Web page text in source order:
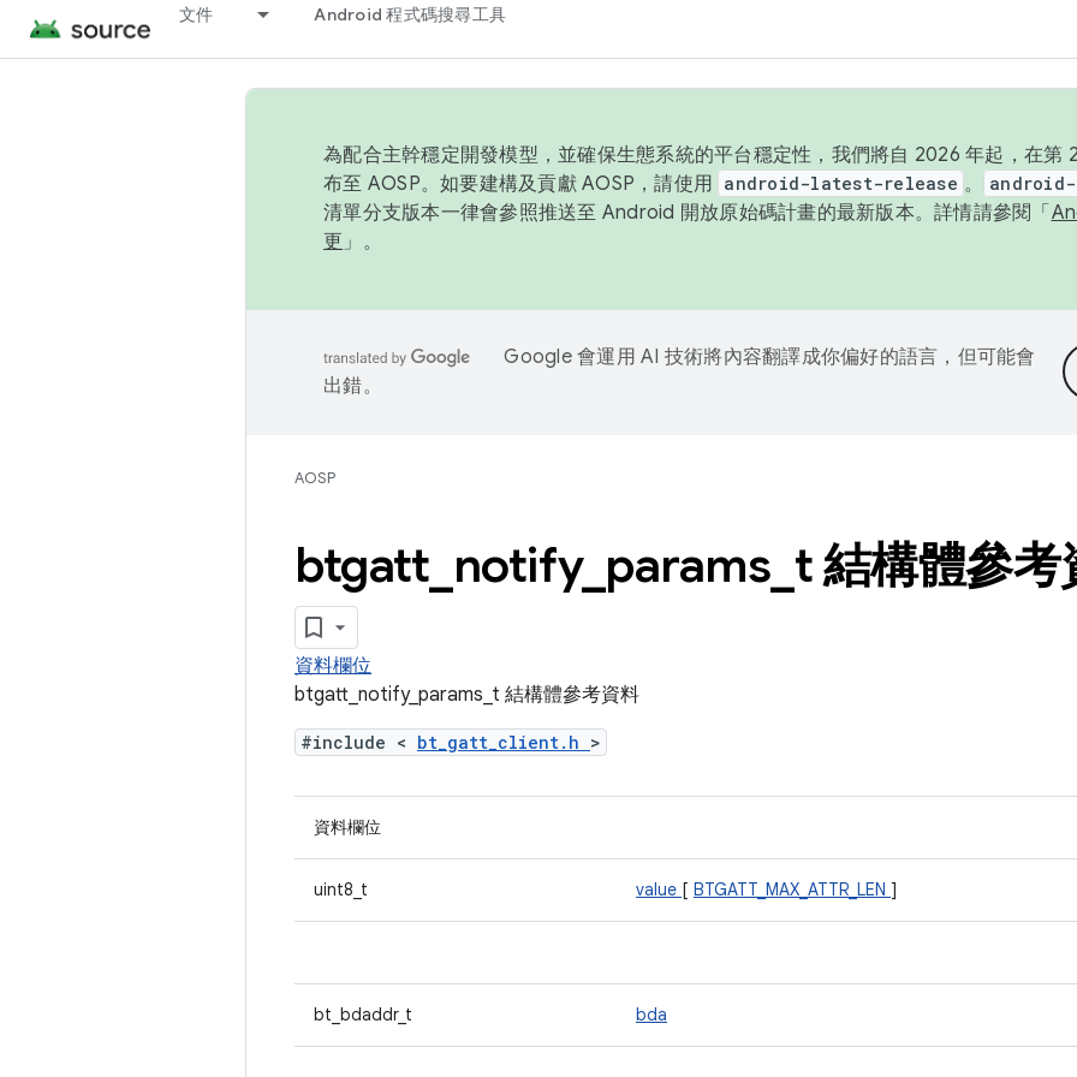
文件 Android 程式碼搜尋工具
為配合主幹穩定開發模型，並確保生態系統的平台穩定性，我們將自 2026 年起，在第
布至 AOSP。如要建構及貢獻 AOSP，請使用 android-latest-release 。
清單分支版本一律會參照推送至 Android 開放原始碼計畫的最新版本。詳情請參閱「
更 」。
Google 會運用 AI 技術將內容翻譯成你偏好的語言，但可能會
出錯。
AOSP
btgatt notify_ params t 結構體參考
資料欄位
btgatt_notify_params_t 結構體參考資料
#include < bt_gatt_client.h >
資料欄位
uint8_t value [ BTGATT_MAX_ATTR_LEN ]
bt_bdaddr_t bda